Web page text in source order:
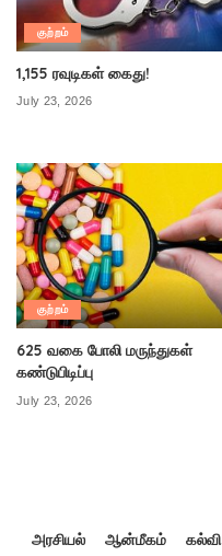
குற்றம்
1,155 ரவுடிகள் கைது!
July 23, 2026
குற்றம்
625 வகை போலி மருந்துகள்
கண்டுபிடிப்பு
July 23, 2026
அரசியல் ஆன்மீகம் கல்வி